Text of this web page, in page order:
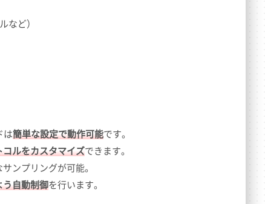
など）
は簡単な設定で動作可能です。
コルをカスタマイズできます。
ンプリングが可能。
う自動制御を行います。